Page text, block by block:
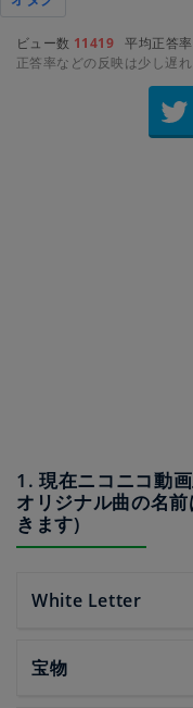
ビュー数 11419 平均正答率
正答率などの反映は少し遅れ
1. 現在ニコニコ動
オリジナル曲の名
きます)
White Letter
宝物